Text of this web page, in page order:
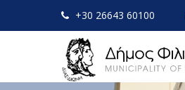
+30 26643 60100